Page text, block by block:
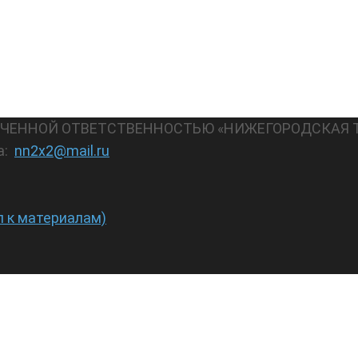
ОТВЕТСТВЕННОСТЬЮ «НИЖЕГОРОДСКАЯ
nn2x2@mail.ru
к материалам)